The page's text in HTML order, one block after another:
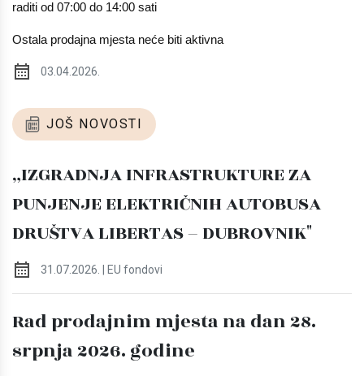
raditi od 07:00 do 14:00 sati
Ostala prodajna mjesta neće biti aktivna
03.04.2026.
JOŠ NOVOSTI
„IZGRADNJA INFRASTRUKTURE ZA
PUNJENJE ELEKTRIČNIH AUTOBUSA
DRUŠTVA LIBERTAS – DUBROVNIK"
31.07.2026. | EU fondovi
Rad prodajnim mjesta na dan 28.
srpnja 2026. godine